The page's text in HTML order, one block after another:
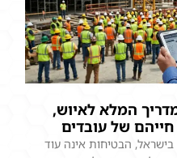
המלא לאיוש,
של עובדים
הבטיחות אינה עוד